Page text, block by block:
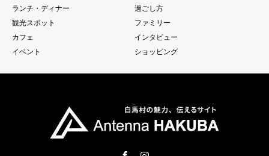
ランチ・ディナー
過ごし方
観光スポット
ファミリー
カフェ
インタビュー
イベント
ショッピング